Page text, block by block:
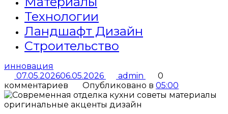
Технологии
Ландшафт Дизайн
Строительство
инновация
07.05.202606.05.2026 admin
0
комментариев
Опубликовано в 05:00